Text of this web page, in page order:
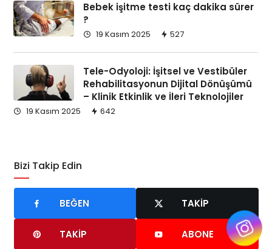
Bebek işitme testi kaç dakika sürer
?
19 Kasım 2025 527
Tele-Odyoloji: İşitsel ve Vestibüler
Rehabilitasyonun Dijital Dönüşümü
– Klinik Etkinlik ve İleri Teknolojiler
19 Kasım 2025 642
Bizi Takip Edin
BEĞEN TAKIP
TAKIP ABONE